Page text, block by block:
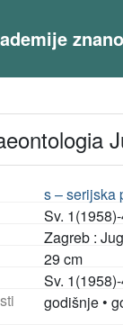
s – serijska
Sv.
Zagreb :
29 cm
Sv.
godišnje •